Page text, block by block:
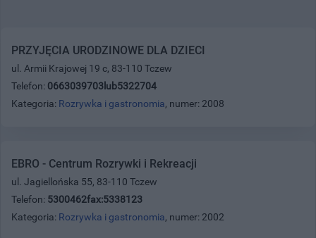
PRZYJĘCIA URODZINOWE DLA DZIECI
ul. Armii Krajowej 19 c, 83-110 Tczew
Telefon: 0663039703lub5322704
Kategoria: Rozrywka i gastronomia, numer: 2008
EBRO - Centrum Rozrywki i Rekreacji
ul. Jagiellońska 55, 83-110 Tczew
Telefon: 5300462fax:5338123
Kategoria: Rozrywka i gastronomia, numer: 2002